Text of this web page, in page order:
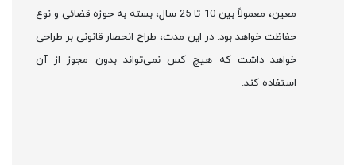
معین، معمولاً بین 10 تا 25 سال، بسته به حوزه قضائی و نوع
حفاظت خواهد بود. در این مدت، طراح انحصار قانونی بر طراحی
خواهد داشت که هیچ کس نمی‌تواند بدون مجوز از آن
استفاده کند.